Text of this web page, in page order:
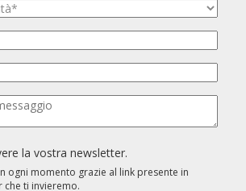
la vostra newsletter.
ogni momento grazie al link presente in
che ti invieremo.